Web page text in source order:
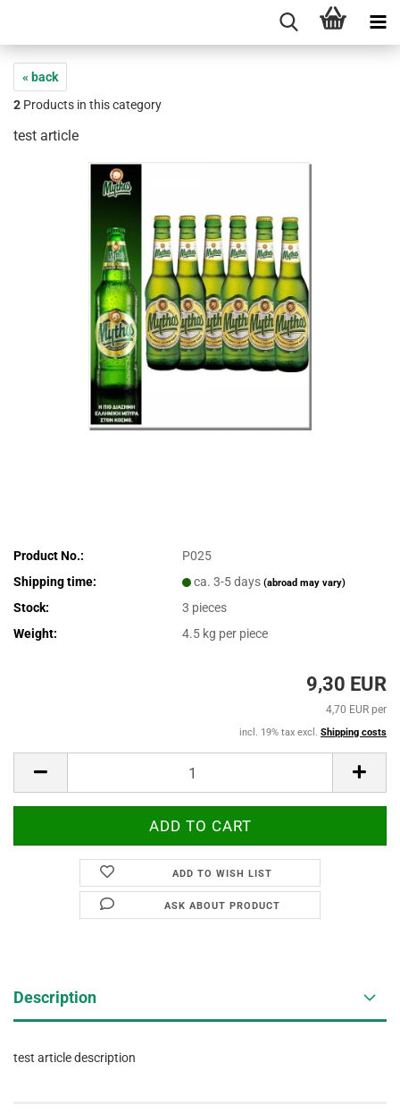
« back
2 Products in this category
test article
Product No.:
P025
Shipping time:
ca. 3-5 days(abroad may vary)
Stock: 3 pieces
Weight:
4.5 kg per piece
9,30 EUR
4,70 EUR per
incl. 19% tax excl. Shipping costs
ADD TO WISH LIST
ASK ABOUT PRODUCT
Description
test article description